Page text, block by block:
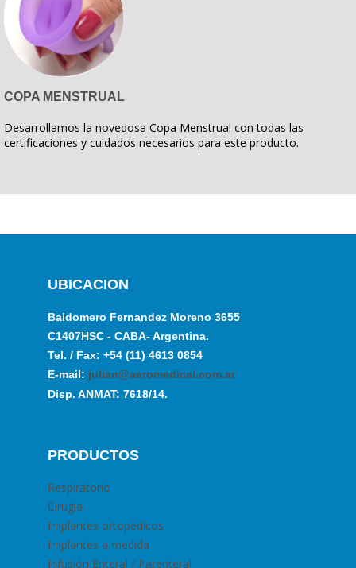
COPA MENSTRUAL
Desarrollamos la novedosa Copa Menstrual con todas las
certificaciones y cuidados necesarios para este producto.
UBICACION
Baldomero Fernandez Moreno 3655
C1407HSC - CABA- Argentina.
Tel. / Fax: +54 (11) 4613 0854
E-mail: julian@aeromedical.com.ar
Disp. ANMAT: 7618/14.
PRODUCTOS
Respiratorio
Cirugia
Implantes ortopédicos
Implantes a medida
Infusión Enteral / Parenteral